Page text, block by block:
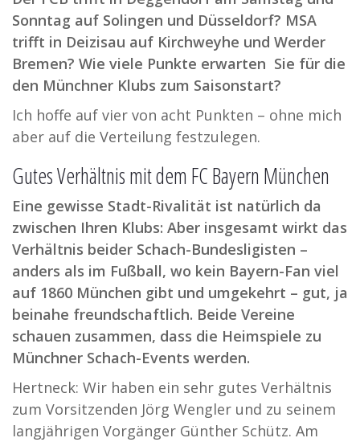
Sonntag auf Solingen und Düsseldorf? MSA
trifft in Deizisau auf Kirchweyhe und Werder
Bremen? Wie viele Punkte erwarten Sie für die
den Münchner Klubs zum Saisonstart?
Ich hoffe auf vier von acht Punkten – ohne mich
aber auf die Verteilung festzulegen.
Gutes Verhältnis mit dem FC Bayern München
Eine gewisse Stadt-Rivalität ist natürlich da
zwischen Ihren Klubs: Aber insgesamt wirkt das
Verhältnis beider Schach-Bundesligisten –
anders als im Fußball, wo kein Bayern-Fan viel
auf 1860 München gibt und umgekehrt – gut, ja
beinahe freundschaftlich. Beide Vereine
schauen zusammen, dass die Heimspiele zu
Münchner Schach-Events werden.
Hertneck: Wir haben ein sehr gutes Verhältnis
zum Vorsitzenden Jörg Wengler und zu seinem
langjährigen Vorgänger Günther Schütz. Am